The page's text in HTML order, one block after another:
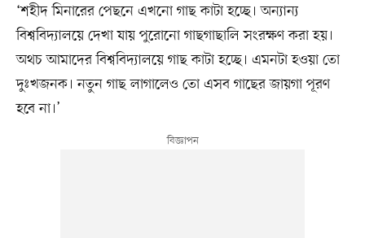
‘শহীদ মিনারের পেছনে এখনো গাছ কাটা হচ্ছে। অন্যান্য
বিশ্ববিদ্যালয়ে দেখা যায় পুরোনো গাছগাছালি সংরক্ষণ করা হয়।
অথচ আমাদের বিশ্ববিদ্যালয়ে গাছ কাটা হচ্ছে। এমনটা হওয়া তো
দুঃখজনক। নতুন গাছ লাগালেও তো এসব গাছের জায়গা পূরণ
হবে না।’